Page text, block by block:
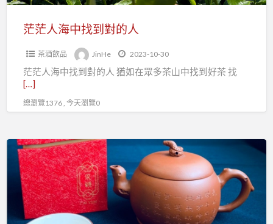
的
茫茫人海中找到對的人
茶酒飲品 JinHe 2023-10-30
茫茫人海中找到對的人 猶如在眾多茶山中找到好茶 找
[…]
總瀏覽1376 , 今天瀏覽0
漸